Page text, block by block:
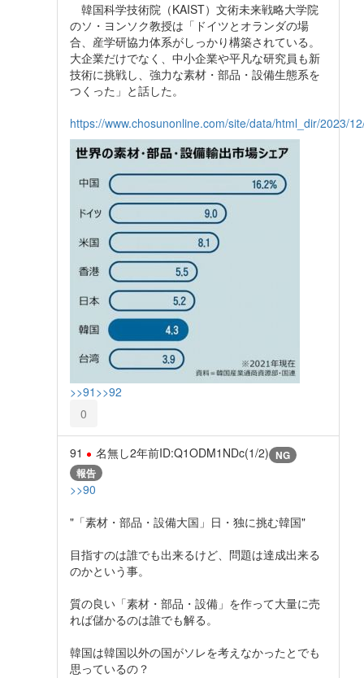
韓国科学技術院（KAIST）文術未来戦略大学院
のソ・ヨンソク教授は「ドイツとオランダの場
合、産学研協力体系がしっかり構築されている。
大企業だけでなく、中小企業や平凡な研究員も新
技術に挑戦し、強力な素材・部品・設備生態系を
つくった」と話した。
https://www.chosunonline.com/site/data/html_dir/2023/
>>91 >>92
0
91 名無し2年前ID:Q1ODM1NDc(1/2) NG
報告
>>90
"「素材・部品・設備大国」日・独に挑む韓国"
目指すのは誰でも出来るけど、問題は達成出来る
のかという事。
質の良い「素材・部品・設備」を作って大量に売
れば儲かるのは誰でも解る。
韓国は韓国以外の国がソレを考えなかったとでも
思っているの？